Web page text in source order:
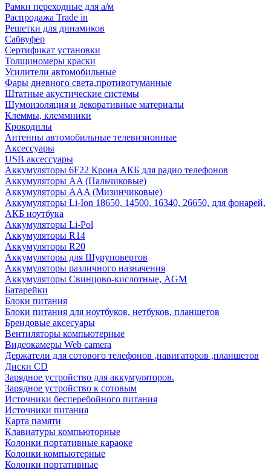
Рамки переходные для а/м
Распродажа Trade in
Решетки для динамиков
Сабвуфер
Сертификат установки
Толщиномеры краски
Усилители автомобильные
Фары дневного света,противотуманные
Штатные акустические системы
Шумоизоляция и декоративные материалы
Клеммы, клеммники
Крокодилы
Антенны автомобильные телевизионные
Аксессуары
USB аксессуары
Аккумуляторы 6F22 Крона АКБ для радио телефонов
Аккумуляторы AA (Пальчиковые)
Аккумуляторы AAA (Мизинчиковые)
Аккумуляторы Li-Ion 18650, 14500, 16340, 26650, для фонарей,
АКБ ноутбука
Аккумуляторы Li-Pol
Аккумуляторы R14
Аккумуляторы R20
Аккумуляторы для Шуруповертов
Аккумуляторы различного назначения
Аккумуляторы Свинцово-кислотные, AGM
Батарейки
Блоки питания
Блоки питания для ноутбуков, нетбуков, планшетов
Брендовые аксесуары
Вентиляторы компьютерные
Видеокамеры Web camera
Держатели для сотового телефонов ,навигаторов ,планшетов
Диски CD
Зарядное устройство для аккумуляторов.
Зарядное устройство к сотовым
Источники бесперебойного питания
Источники питания
Карта памяти
Клавиатуры компьюторные
Колонки портативные караоке
Колонки компьютерные
Колонки портативные